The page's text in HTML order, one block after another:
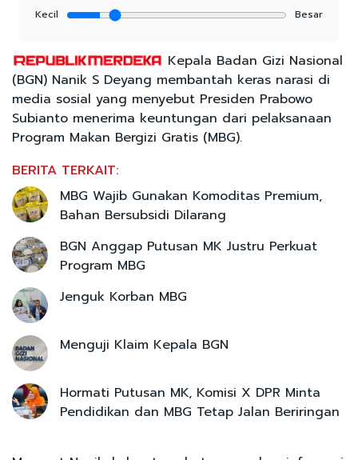
Kecil
Besar
Kepala Badan Gizi Nasional
(BGN) Nanik S Deyang membantah keras narasi di
media sosial yang menyebut Presiden Prabowo
Subianto menerima keuntungan dari pelaksanaan
Program Makan Bergizi Gratis (MBG).
BERITA TERKAIT:
MBG Wajib Gunakan Komoditas Premium,
Bahan Bersubsidi Dilarang
BGN Anggap Putusan MK Justru Perkuat
Program MBG
Jenguk Korban MBG
Menguji Klaim Kepala BGN
Hormati Putusan MK, Komisi X DPR Minta
Pendidikan dan MBG Tetap Jalan Beriringan